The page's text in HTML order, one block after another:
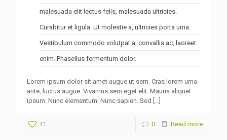
malesuada elit lectus felis, malesuada ultricies.
Curabitur et ligula. Ut molestie a, ultricies porta urna.
Vestibulum commodo volutpat a, convallis ac, laoreet
enim. Phasellus fermentum dolor.
Lorem ipsum dolor sit amet augue ut sem. Cras lorem urna
ante, luctus augue. Vivamus sem eget elit. Mauris aliquet
ipsum. Nunc elementum. Nunc sapien. Sed […]
41 0 Read more